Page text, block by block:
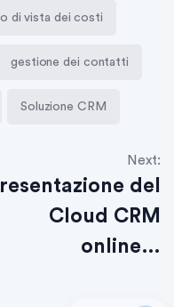
di vista dei costi
gestione dei contatti
Soluzione CRM
Next:
del
Cloud CRM
online…